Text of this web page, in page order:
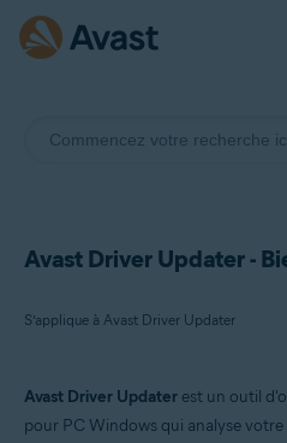
Avast Driver Updater -
S’applique à Avast Driver Updater
Avast Driver Updater est un outil
pour PC Windows qui analyse